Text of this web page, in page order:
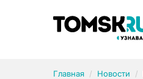
Главная Новости
Рубрики